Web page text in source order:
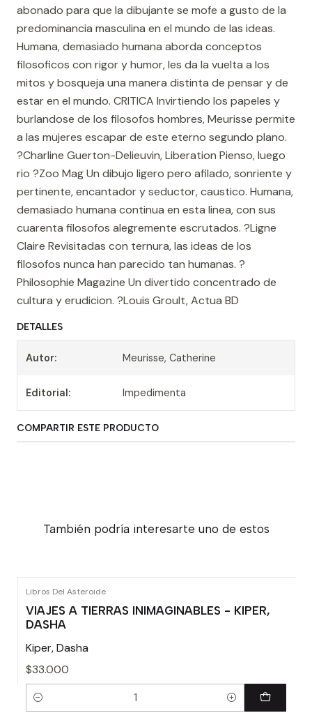
abonado para que la dibujante se mofe a gusto de la
predominancia masculina en el mundo de las ideas.
Humana, demasiado humana aborda conceptos
filosoficos con rigor y humor, les da la vuelta a los
mitos y bosqueja una manera distinta de pensar y de
estar en el mundo. CRITICA Invirtiendo los papeles y
burlandose de los filosofos hombres, Meurisse permite
a las mujeres escapar de este eterno segundo plano.
?Charline Guerton-Delieuvin, Liberation Pienso, luego
rio ?Zoo Mag Un dibujo ligero pero afilado, sonriente y
pertinente, encantador y seductor, caustico. Humana,
demasiado humana continua en esta linea, con sus
cuarenta filosofos alegremente escrutados. ?Ligne
Claire Revisitadas con ternura, las ideas de los
filosofos nunca han parecido tan humanas. ?
Philosophie Magazine Un divertido concentrado de
cultura y erudicion. ?Louis Groult, Actua BD
DETALLES
Autor: Meurisse, Catherine
Editorial: Impedimenta
COMPARTIR ESTE PRODUCTO
También podría interesarte uno de estos
Libros Del Asteroide
VIAJES A TIERRAS INIMAGINABLES - KIPER,
DASHA
Kiper, Dasha
$33.000
Cantidad